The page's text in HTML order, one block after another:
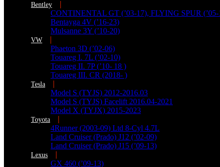
Bentley
CONTINENTAL GT (’03-17), FLYING SPUR (’05-
Bentayga 4V (’16-23)
Mulsanne 3Y (’10-20)
VW
Phaeton 3D (’02-06)
Touareg I. 7L (’02-10)
Touareg II. 7P (’10- 18 )
Touareg III. CR (2018- )
Tesla
Model S (TYJS) 2012-2016.03
Model S (TYJS) Facelift 2016.04-2021
Model X (TYJX) 2015-2023
Toyota
4Runner (2003-09) Ltd 8-Cyl 4.7L
Land Cruiser (Prado) J12 (’02-09)
Land Cruiser (Prado) J15 (’09-13)
Lexus
GX 460 (’09-13)